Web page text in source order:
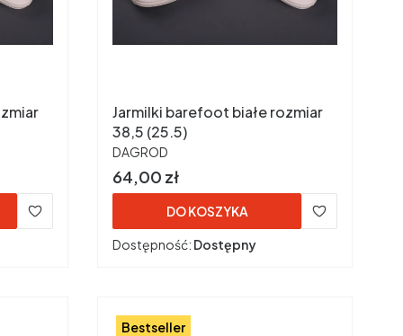
Jarmilki barefoot białe rozmiar
38,5 (25.5)
PRODUCENT
DAGROD
Cena
64,00 zł
DO KOSZYKA
Dostępność: Dostępny
Bestseller